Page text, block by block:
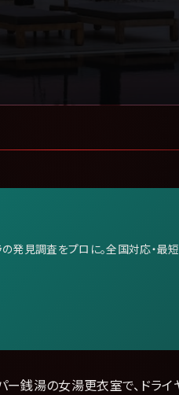
発見調査をプロに。全国対応・最
ー銭湯の女湯更衣室で、ドラ